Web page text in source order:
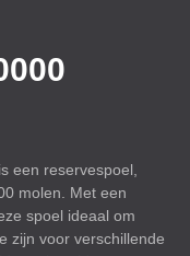
een reservespoel,
molen. Met een
spoel ideaal om
zijn voor verschillende